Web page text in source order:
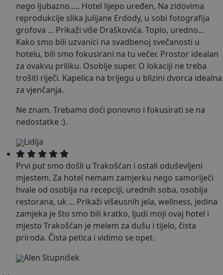
nego ljubazno..... Hotel lijepo uređen, Na zidovima
reprodukcije slika Julijane Erdody, u sobi fotografija
grofova ... Prikaži više Draškovića. Toplo, uredno...
Kako smo bili uzvanici na svadbenoj svečanosti u
hotelu, bili smo fokusirani na tu večer. Prostor idealan
za ovakvu priliku. Osoblje super. O lokaciji ne treba
trošiti riječi. Kapelica na brijegu u blizini dvorca idealna
za vjenčanja.
Ne znam. Trebamo doći ponovno i fokusirati se na
nedostatke :).
Lidija
Prvi put smo došli u Trakošćan i ostali oduševljeni
mjestem. Za hotel nemam zamjerku nego samoriječi
hvale od osoblja na recepciji, urednih soba, osoblja
restorana, uk ... Prikaži višeusnih jela, wellness, jedina
zamjeka je što smo bili kratko, ljudi moji ovaj hotel i
mjesto Trakošćan je melem za dušu i tijelo, čista
priroda. Čista petica i vidimo se opet.
Alen Stupnišek